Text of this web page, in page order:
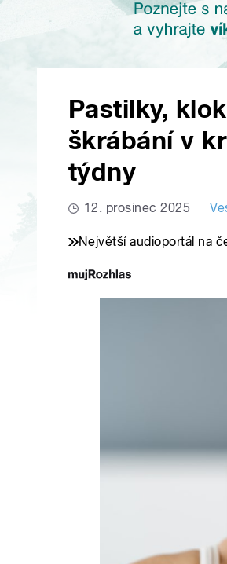
Pastilky,
škrábání v
týdny
12. prosinec 2025
Největší audioportál na